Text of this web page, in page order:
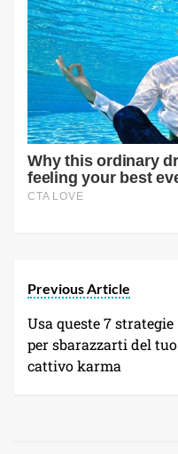
Previous Article
Usa queste 7 strategie
per sbarazzarti del tuo
cattivo karma